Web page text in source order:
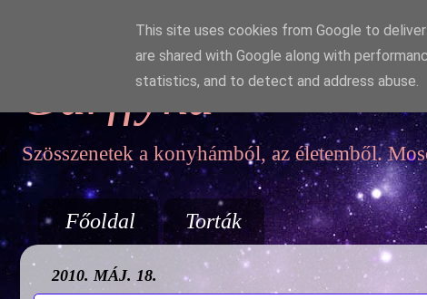
Garffyka
Szösszenetek a konyhámból, az életemből.
Főoldal Torták
2010. MÁJ. 18.
This site uses cookies from Google to
are shared with Google along with
statistics, and to detect and address abuse.